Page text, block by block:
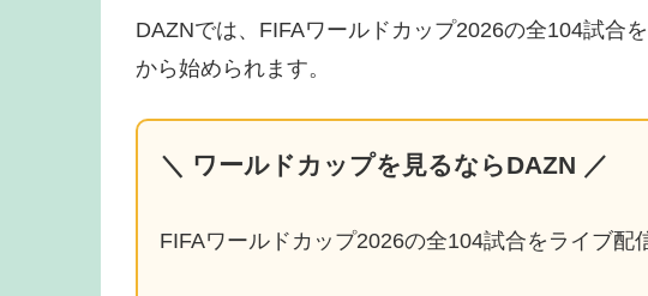
DAZNでは、FIFAワールドカップ2026の全104試合
から始められます。
＼ ワールドカップを見るならDAZN ／
FIFAワールドカップ2026の全104試合をライブ配